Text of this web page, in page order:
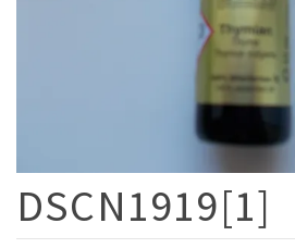
DSCN1919[1]